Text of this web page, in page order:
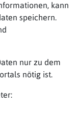
kann
speichern.
nur zu dem
nötig ist.